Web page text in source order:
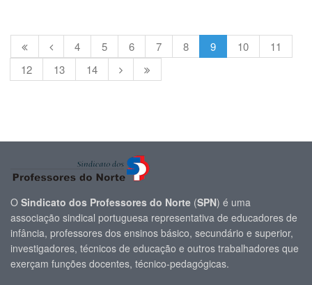
4 5 6 7 8 9 10
11
12
13 14
O Sindicato dos Professores do Norte (SPN) é uma
associação sindical portuguesa representativa de educadores de
infância, professores dos ensinos básico, secundário e superior,
investigadores, técnicos de educação e outros trabalhadores que
exerçam funções docentes, técnico-pedagógicas.